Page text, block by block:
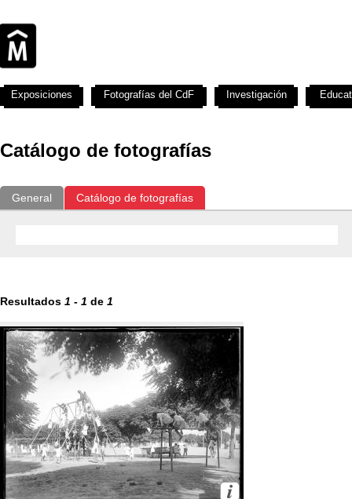
Catálogo de fotografías
General Catálogo de fotografías
Resultados 1 - 1 de 1
Exposiciones Fotografías del CdF Investigación